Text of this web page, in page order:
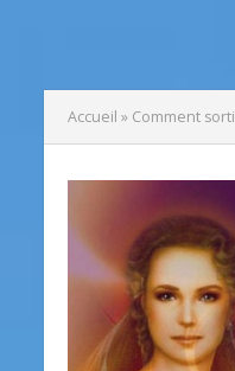
Accueil » Comment